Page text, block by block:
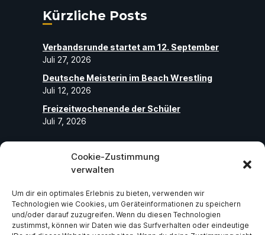
Cookie-Zustimmung
verwalten
Um dir ein optimales Erlebnis zu bieten, verwenden wir
Technologien wie Cookies, um Geräteinformationen zu speichern
und/oder darauf zuzugreifen. Wenn du diesen Technologien
zustimmst, können wir Daten wie das Surfverhalten oder eindeutige
Kürzliche Posts
Verbandsrunde startet am 12. September
Juli 27, 2026
Deutsche Meisterin im Beach Wrestling
Juli 12, 2026
Freizeitwochenende der Schüler
Juli 7, 2026
Folge uns
Abonniere unseren Social-Media-Seiten
und folge uns, um die neuesten exklusiven
Neuigkeiten über ASV Germania Bruchsal